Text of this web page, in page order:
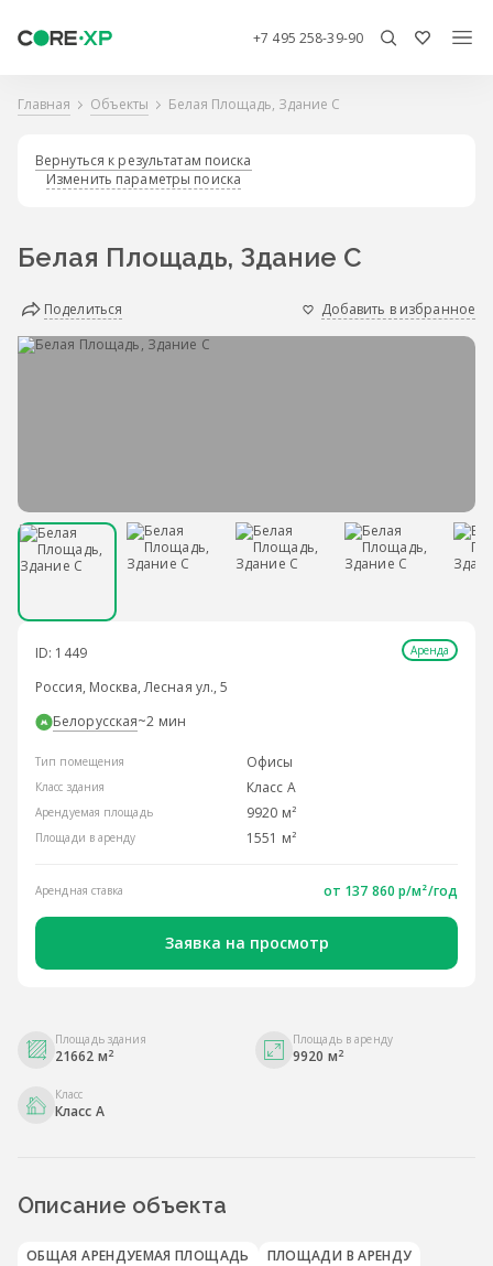
+7 495 258-39-90
Главная Объекты Белая Площадь, Здание С
Вернуться к результатам поиска
Изменить параметры поиска
Белая Площадь, Здание С
Поделиться Добавить в избранное
ID: 1449 Аренда
Россия, Москва, Лесная ул., 5
Белорусская~2 мин
Тип помещения Офисы
Класс здания Класс A
Арендуемая площадь 9920 м²
Площади в аренду 1551 м²
Арендная ставка от 137 860 р/м²/год
Заявка на просмотр
Площадь здания
21662 м2
Площадь в аренду
9920 м2
Класс
Класс A
Описание объекта
ОБЩАЯ АРЕНДУЕМАЯ ПЛОЩАДЬ ПЛОЩАДИ В АРЕНДУ